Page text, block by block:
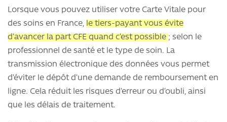
Lorsque vous pouvez utiliser votre Carte Vitale pour
des soins en France, le tiers-payant vous évite
d’avancer la part CFE quand c’est possible ; selon le
professionnel de santé et le type de soin. La
transmission électronique des données vous permet
d’éviter le dépôt d’une demande de remboursement en
ligne. Cela réduit les risques d’erreur ou d’oubli, ainsi
que les délais de traitement.